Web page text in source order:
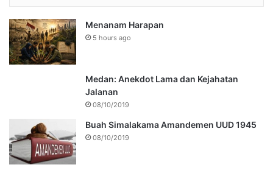
Menanam Harapan
5 hours ago
Medan: Anekdot Lama dan Kejahatan
Jalanan
08/10/2019
Buah Simalakama Amandemen UUD 1945
08/10/2019